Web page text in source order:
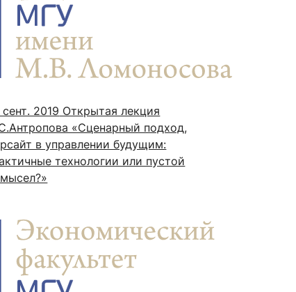
2019 Открытая лекция
«Сценарный подход,
в управлении будущим:
технологии или пустой